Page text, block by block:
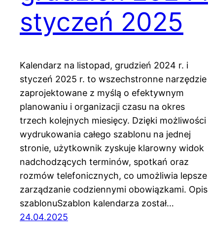
styczeń 2025
Kalendarz na listopad, grudzień 2024 r. i
styczeń 2025 r. to wszechstronne narzędzie
zaprojektowane z myślą o efektywnym
planowaniu i organizacji czasu na okres
trzech kolejnych miesięcy. Dzięki możliwości
wydrukowania całego szablonu na jednej
stronie, użytkownik zyskuje klarowny widok
nadchodzących terminów, spotkań oraz
rozmów telefonicznych, co umożliwia lepsze
zarządzanie codziennymi obowiązkami. Opis
szablonuSzablon kalendarza został…
24.04.2025